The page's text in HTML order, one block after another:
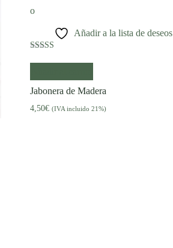
Añadir a la lista de deseos
5.00
Jabonera de Madera
4,50€ (IVA incluido 21%)